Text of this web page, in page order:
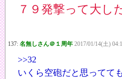
７９発撃って大し
137: 名無しさん＠１周年 2017/01/14(土)
>>32
いくら空砲だと思ってて